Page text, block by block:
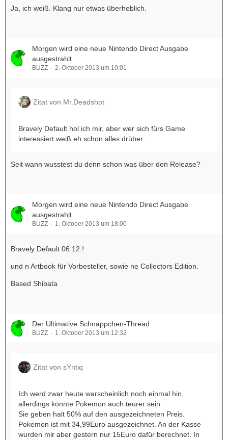
Ja, ich weiß. Klang nur etwas überheblich.
Morgen wird eine neue Nintendo Direct Ausgabe
ausgestrahlt
BUZZ 2. Oktober 2013 um 10:01
Zitat von Mr.Deadshot
Bravely Default hol ich mir, aber wer sich fürs Game
interessiert weiß eh schon alles drüber ...
Seit wann wusstest du denn schon was über den Release?
Morgen wird eine neue Nintendo Direct Ausgabe
ausgestrahlt
BUZZ 1. Oktober 2013 um 18:00
Bravely Default 06.12.!
und n Artbook für Vorbesteller, sowie ne Collectors Edition.
Based Shibata
Der Ultimative Schnäppchen-Thread
BUZZ 1. Oktober 2013 um 12:32
Zitat von sYntiq
Ich werd zwar heute warscheinlich noch einmal hin,
allerdings könnte Pokemon auch teurer sein.
Sie geben halt 50% auf den ausgezeichneten Preis.
Pokemon ist mit 34,99Euro ausgezeichnet. An der Kasse
wurden mir aber gestern nur 15Euro dafür berechnet. In